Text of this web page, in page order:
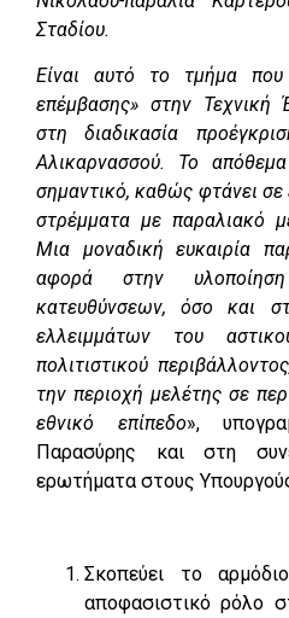
Σταδίου.
Είναι αυτό το τμήμα που
επέμβασης» στην Τεχνική
στη διαδικασία
Αλικαρνασσού. Το
σημαντικό, καθώς φτάνει
στρέμματα με παραλιακό
Μια μοναδική ευκαιρία
αφορά στην
κατευθύνσεων, όσο και
ελλειμμάτων του
πολιτιστικού
την περιοχή μελέτης σε
εθνικό επίπεδο»,
Παρασύρης και στη
ερωτήματα στους
Σκοπεύει το
αποφασιστικό ρόλο